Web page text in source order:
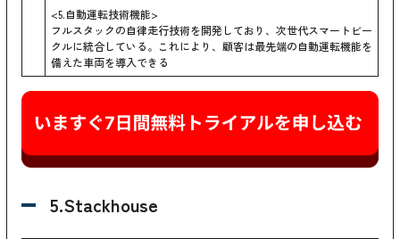
<5.自動運転技術機能>
フルスタックの自律走行技術を開発しており、次世代スマートビー
クルに統合している。これにより、顧客は最先端の自動運転機能を
備えた車両を導入できる
5.Stackhouse